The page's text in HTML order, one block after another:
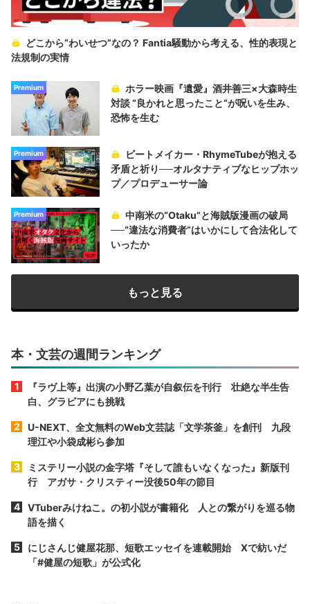
どこから“わいせつ”なの？ Fantia騒動から考える、性的表現と
法規制の実情
Premium
ホラー映画『遺愛』酒井善三×大森時生
対談 “良かれと思ったこと“が呪いを生み、
恐怖を生む
Premium
ビートメイカー・RhymeTubeが抱える
矛盾と祈り──オルタナティブなヒップホッ
プ／プロデューサー論
Premium
中南米の“Otaku”と海賊版漫画の破局
──“違法な消費者”はいかにして合法化して
いったか
もっと見る
本・文芸の週間ランキング
『ラヴ上等』出演の小野乙葉が自叙伝を刊行 壮絶な半生告
白、グラビアにも挑戦
U-NEXT、全文無料のWeb文芸誌「文学茶釜」を創刊 九段
理江や小袋成彬ら参加
ミステリー小説の金字塔『そして誰もいなくなった』新版刊
行 アガサ・クリスティー没後50年の節目
VTuberみけねこ。の初小説が書籍化 人との繋がりを巡る物
語を描く
にじさんじ健屋花那、短歌エッセイを連載開始 Xで紡いだ
「#健屋の短歌」が公式化